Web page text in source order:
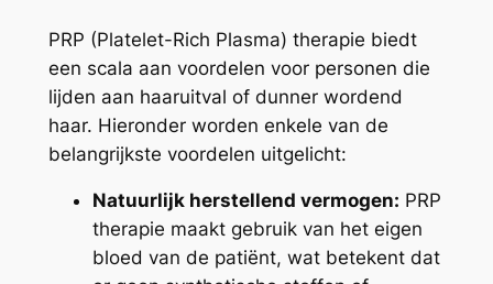
PRP (Platelet-Rich Plasma) therapie biedt
een scala aan voordelen voor personen die
lijden aan haaruitval of dunner wordend
haar. Hieronder worden enkele van de
belangrijkste voordelen uitgelicht:
Natuurlijk herstellend vermogen: PRP
therapie maakt gebruik van het eigen
bloed van de patiënt, wat betekent dat